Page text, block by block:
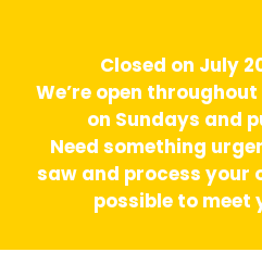
Closed on July
We’re open
on Sundays and
Need something
saw and process your
possible to meet